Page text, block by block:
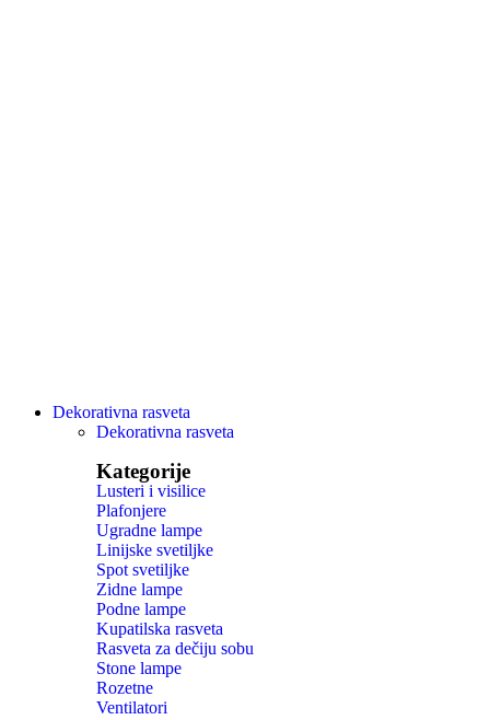
Dekorativna rasveta
Dekorativna rasveta
Kategorije
Lusteri i visilice
Plafonjere
Ugradne lampe
Linijske svetiljke
Spot svetiljke
Zidne lampe
Podne lampe
Kupatilska rasveta
Rasveta za dečiju sobu
Stone lampe
Rozetne
Ventilatori